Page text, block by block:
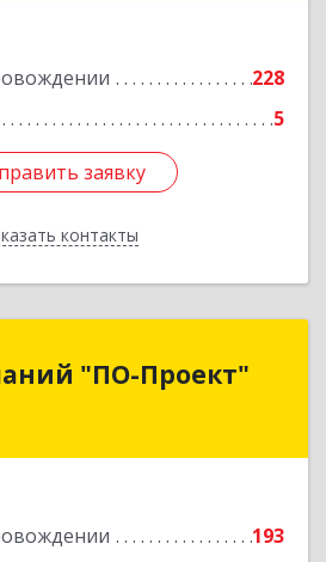
228
5
заявку
контакты
Подробнее
заявку
Назад
"ПО-Проект"
193
"ПО-Проект"
обл, Северодвинск г,